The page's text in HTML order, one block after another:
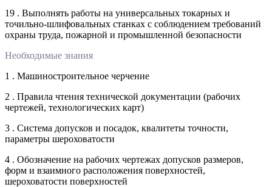
19 . Выполнять работы на универсальных токарных и
точильно-шлифовальных станках с соблюдением требований
охраны труда, пожарной и промышленной безопасности
Необходимые знания
1 . Машиностроительное черчение
2 . Правила чтения технической документации (рабочих
чертежей, технологических карт)
3 . Система допусков и посадок, квалитеты точности,
параметры шероховатости
4 . Обозначение на рабочих чертежах допусков размеров,
форм и взаимного расположения поверхностей,
шероховатости поверхностей